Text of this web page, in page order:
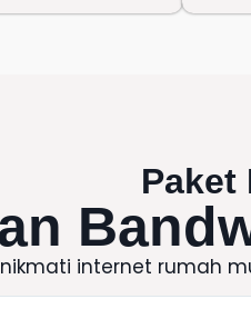
Paket
internet rumah